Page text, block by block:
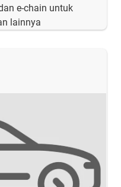
e-chain untuk
lainnya